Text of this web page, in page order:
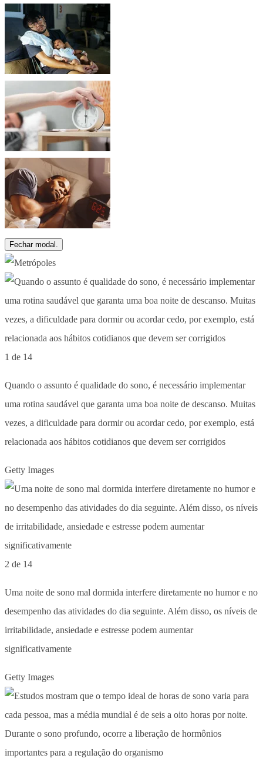
Fechar modal.
1 de 14
Quando o assunto é qualidade do sono, é necessário implementar
uma rotina saudável que garanta uma boa noite de descanso. Muitas
vezes, a dificuldade para dormir ou acordar cedo, por exemplo, está
relacionada aos hábitos cotidianos que devem ser corrigidos
Getty Images
2 de 14
Uma noite de sono mal dormida interfere diretamente no humor e no
desempenho das atividades do dia seguinte. Além disso, os níveis de
irritabilidade, ansiedade e estresse podem aumentar
significativamente
Getty Images